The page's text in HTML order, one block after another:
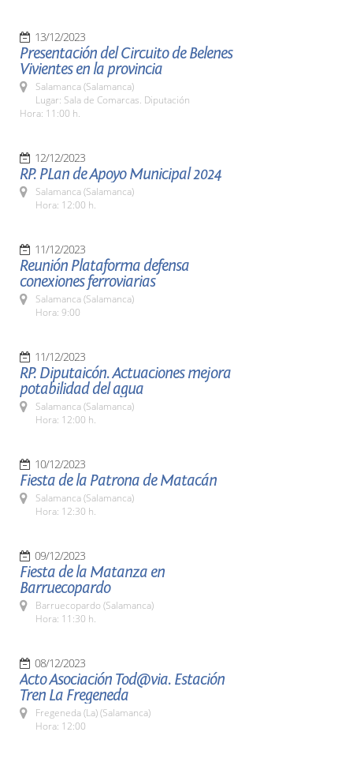
13/12/2023
Presentación del Circuito de Belenes
Vivientes en la provincia
Salamanca (Salamanca)
Lugar: Sala de Comarcas. Diputación
Hora: 11:00 h.
12/12/2023
RP. PLan de Apoyo Municipal 2024
Salamanca (Salamanca)
Hora: 12:00 h.
11/12/2023
Reunión Plataforma defensa
conexiones ferroviarias
Salamanca (Salamanca)
Hora: 9:00
11/12/2023
RP. Diputaicón. Actuaciones mejora
potabilidad del agua
Salamanca (Salamanca)
Hora: 12:00 h.
10/12/2023
Fiesta de la Patrona de Matacán
Salamanca (Salamanca)
Hora: 12:30 h.
09/12/2023
Fiesta de la Matanza en
Barruecopardo
Barruecopardo (Salamanca)
Hora: 11:30 h.
08/12/2023
Acto Asociación Tod@via. Estación
Tren La Fregeneda
Fregeneda (La) (Salamanca)
Hora: 12:00